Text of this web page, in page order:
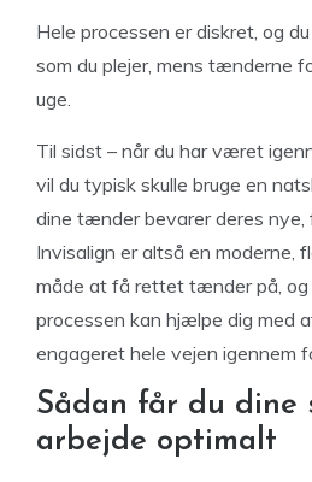
Hele processen er diskret, og
som du plejer, mens tænderne
uge.
Til sidst – når du har været
vil du typisk skulle bruge en
dine tænder bevarer deres nye,
Invisalign er altså en moderne,
måde at få rettet tænder på,
processen kan hjælpe dig med
engageret hele vejen igennem
Sådan får du dine
arbejde optimalt